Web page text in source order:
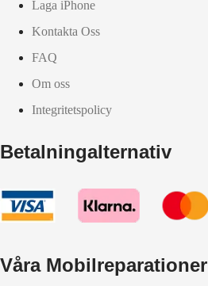
Laga iPhone
Kontakta Oss
FAQ
Om oss
Integritetspolicy
Betalningalternativ
Våra Mobilreparationer